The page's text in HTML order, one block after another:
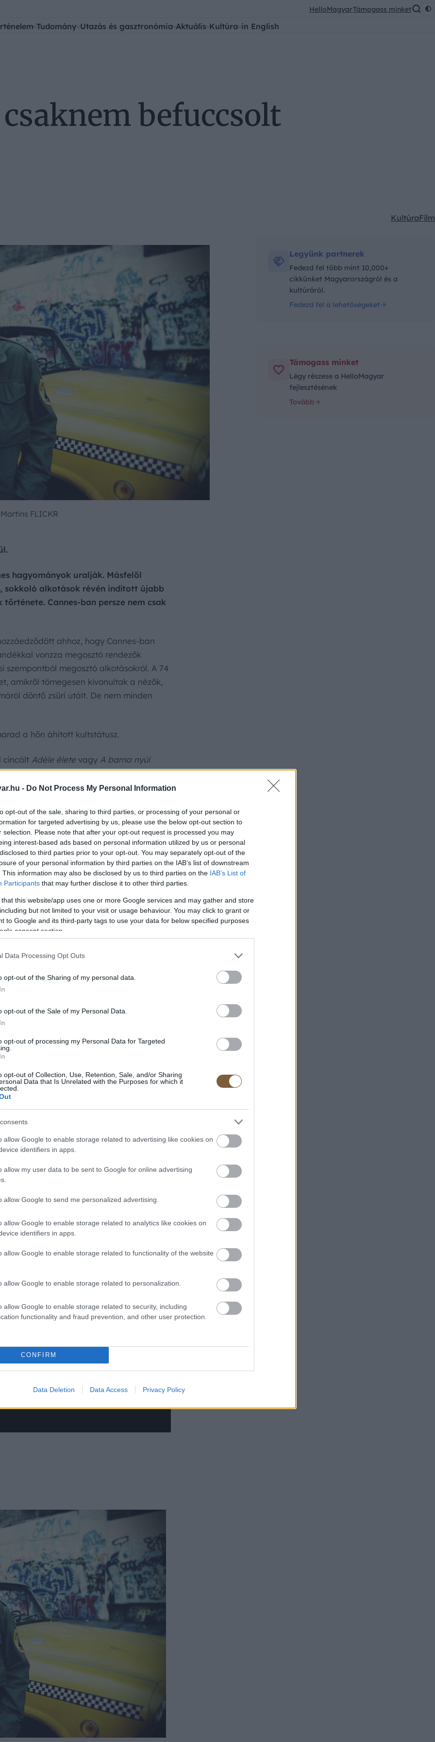
- Do Not Process My Personal Information
opt-out of the sale, sharing to third parties, or processing of your personal or
for targeted advertising by us, please use the below opt-out section to
selection. Please note that after your opt-out request is processed you may
interest-based ads based on personal information utilized by us or personal
to third parties prior to your opt-out. You may separately opt-out of the
of your personal information by third parties on the IAB’s list of downstream
This information may also be disclosed by us to third parties on the IAB’s List of
Participants that may further disclose it to other third parties.
that this website/app uses one or more Google services and may gather and store
but not limited to your visit or usage behaviour. You may click to grant or
to Google and its third-party tags to use your data for below specified purposes
consent section.
Data Processing Opt Outs
opt-out of the Sharing of my personal data.
opt-out of the Sale of my Personal Data.
opt-out of processing my Personal Data for Targeted
opt-out of Collection, Use, Retention, Sale, and/or Sharing
Data that Is Unrelated with the Purposes for which it
allow Google to enable storage related to advertising like cookies on
identifiers in apps.
allow my user data to be sent to Google for online advertising
allow Google to send me personalized advertising.
allow Google to enable storage related to analytics like cookies on
identifiers in apps.
allow Google to enable storage related to functionality of the website
allow Google to enable storage related to personalization.
allow Google to enable storage related to security, including
functionality and fraud prevention, and other user protection.
CONFIRM
Data Deletion Data Access Privacy Policy
HelloMagyarTámogass minket
Tudomány Utazás és gasztronómia Aktuális Kultúra in English
befuccsolt
Kategóriák:
KultúraFilm
FLICKR
hagyományok uralják. Másfelől
sokkoló alkotások révén indított újabb
Cannes-ban persze nem csak
ahhoz, hogy Cannes-ban
vonzza megosztó rendezők
szempontból megosztó alkotásokról. A 74
amikről tömegesen kivonultak a nézők,
döntő zsűri utált. De nem minden
a hőn áhított kultstátusz.
cincált Adèle élete vagy A barna nyúl
véltA sátán árnyékábancímű filmje
válogatásoknak.
ki ellentmondásos Cannes-i
is hazavihette az Arany Pálmát. Egy
zabolátlan nyelvét.
élet hivatalos előzetes
a legnehezebb ma elképzelni, hogy
Anita Ekberg jelenete a Trevi-kútban
Egyház vulgárisnak és dekadensnek
Romano„Az undorító élet”
egy helikopterrel szállítják „az örök
években.
Legyünk partnerek
Fedezd fel több mint 10,000+
cikkünket Magyarországról és a
kultúráról.
Fedezd fel a lehetőségeket
Támogass minket
Légy részese a HelloMagyar
fejlesztésének
Tovább